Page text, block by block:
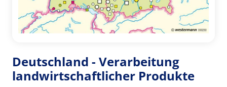
Deutschland - Verarbeitung
landwirtschaftlicher Produkte